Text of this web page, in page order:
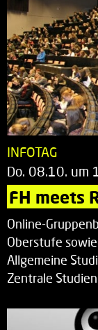
INFOTAG
Do. 08.10. um
FH meets
Online-
Oberstufe
Allgemeine
Zentrale